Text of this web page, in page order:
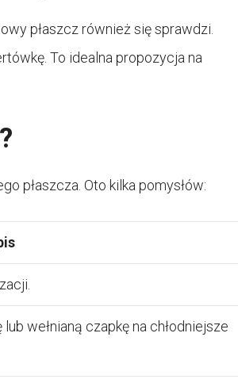
płaszcz również się sprawdzi.
To idealna propozycja na
płaszcza. Oto kilka pomysłów:
wełnianą czapkę na chłodniejsze